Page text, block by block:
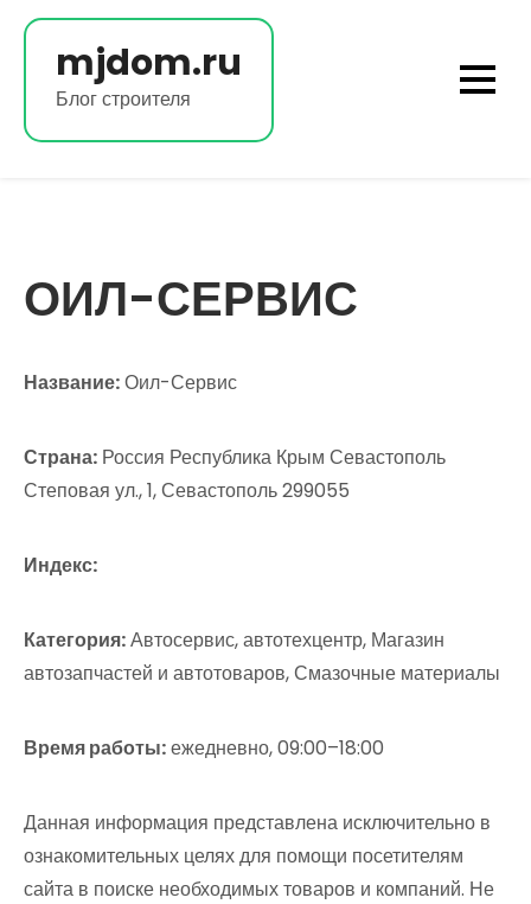
Перейти
содержимомуmjdom.ru
Блог строителя
ОИЛ-СЕРВИС
Название:Оил-Сервис
Страна: Россия Республика Крым Севастополь
Степовая ул., 1, Севастополь 299055
Индекс:
Категория:Автосервис, автотехцентр, Магазин
автозапчастей и автотоваров, Смазочные материалы
Время работы:ежедневно, 09:00–18:00
Данная информация представлена исключительно в
ознакомительных целях для помощи посетителям
сайта в поиске необходимых товаров и компаний. Не